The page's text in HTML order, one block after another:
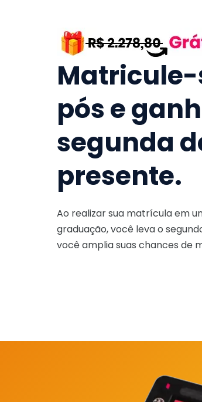
Matricule-
pós e
segunda
presente.
Ao realizar sua matrícula em
graduação, você leva o
você amplia suas chances de